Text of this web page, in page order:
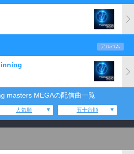
アルバム
masters MEGAの配信曲一覧
人気順 五十音順